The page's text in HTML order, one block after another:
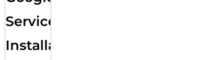
Services
Installation